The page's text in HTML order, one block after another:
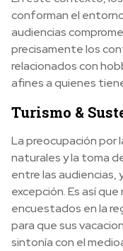
conforman el
audiencias
precisamente los
relacionados con
afines a quienes
Turismo &
La preocupación por
naturales y la toma
entre las audiencias,
excepción. Es así
encuestados en la
para que sus
sintonía con el